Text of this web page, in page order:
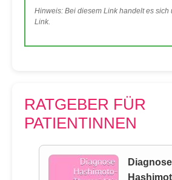
Hinweis: Bei diesem Link handelt es sich
Link.
RATGEBER FÜR
PATIENTINNEN
Diagnose